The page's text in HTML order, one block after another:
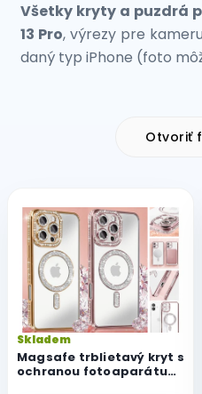
Všetky kryty a puzdrá
13 Pro, výrezy pre
daný typ iPhone (foto
Otvoriť
ý
p
s
p
o
d
u
Magsafe trblietavý kryt s
ochranou fotoaparátu
Skladem